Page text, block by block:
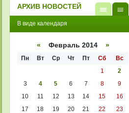
АРХИВ НОВОСТЕЙ
кален
списк
В виде календаря
« Февраль 2014 »
Пн Вт Ср Чт Пт Сб
Вс
1
2
3
4 5 6 7 8
9
10
11 12 13 14 15
16
17
18 19 20 21 22
23